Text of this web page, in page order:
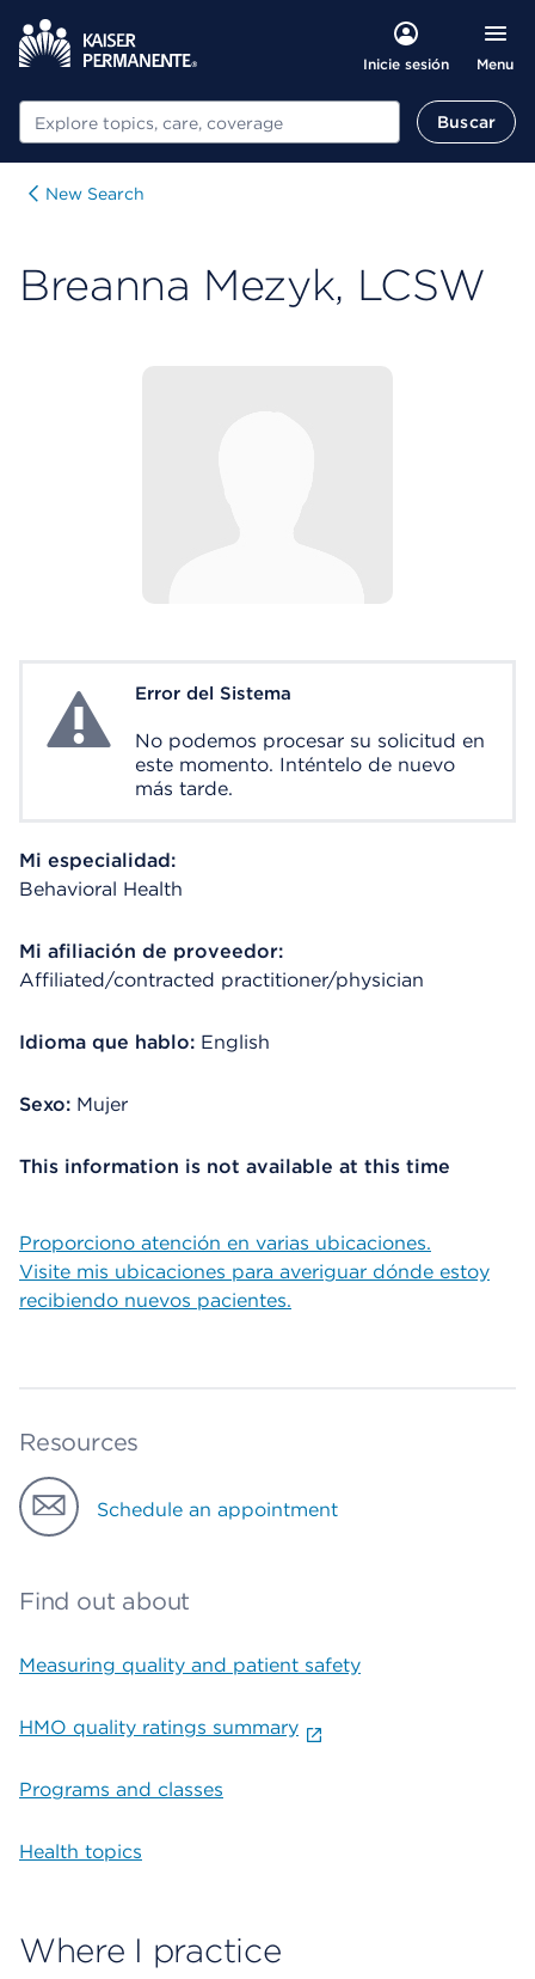
Inicie sesión Menu
Buscar Buscar
New Search
Breanna Mezyk, LCSW
System ErrorError del Sistema
No podemos procesar su solicitud en
este momento. Inténtelo de nuevo
más tarde.
Mi especialidad:
Behavioral Health
Mi afiliación de proveedor:
Affiliated/contracted practitioner/physician
Idioma que hablo: English
Sexo: Mujer
This information is not available at this time
Proporciono atención en varias ubicaciones.
Visite mis ubicaciones para averiguar dónde estoy
recibiendo nuevos pacientes.
Resources
Schedule an appointment
Find out about
Measuring quality and patient safety
HMO quality ratings summary
Programs and classes
Health topics
Where I practice